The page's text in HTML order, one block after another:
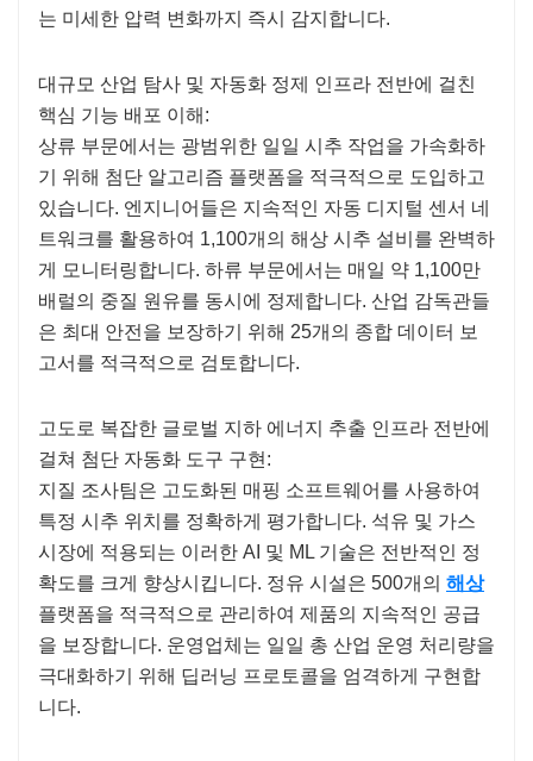
는 미세한 압력 변화까지 즉시 감지합니다.
대규모 산업 탐사 및 자동화 정제 인프라 전반에 걸친
핵심 기능 배포 이해:
상류 부문에서는 광범위한 일일 시추 작업을 가속화하
기 위해 첨단 알고리즘 플랫폼을 적극적으로 도입하고
있습니다. 엔지니어들은 지속적인 자동 디지털 센서 네
트워크를 활용하여 1,100개의 해상 시추 설비를 완벽하
게 모니터링합니다. 하류 부문에서는 매일 약 1,100만
배럴의 중질 원유를 동시에 정제합니다. 산업 감독관들
은 최대 안전을 보장하기 위해 25개의 종합 데이터 보
고서를 적극적으로 검토합니다.
고도로 복잡한 글로벌 지하 에너지 추출 인프라 전반에
걸쳐 첨단 자동화 도구 구현:
지질 조사팀은 고도화된 매핑 소프트웨어를 사용하여
특정 시추 위치를 정확하게 평가합니다. 석유 및 가스
시장에 적용되는 이러한 AI 및 ML 기술은 전반적인 정
확도를 크게 향상시킵니다. 정유 시설은 500개의 해상
플랫폼을 적극적으로 관리하여 제품의 지속적인 공급
을 보장합니다. 운영업체는 일일 총 산업 운영 처리량을
극대화하기 위해 딥러닝 프로토콜을 엄격하게 구현합
니다.